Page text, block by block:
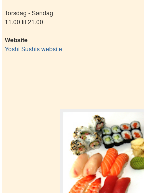
Torsdag - Søndag
11.00 til 21.00
Website
Yoshi Sushis website